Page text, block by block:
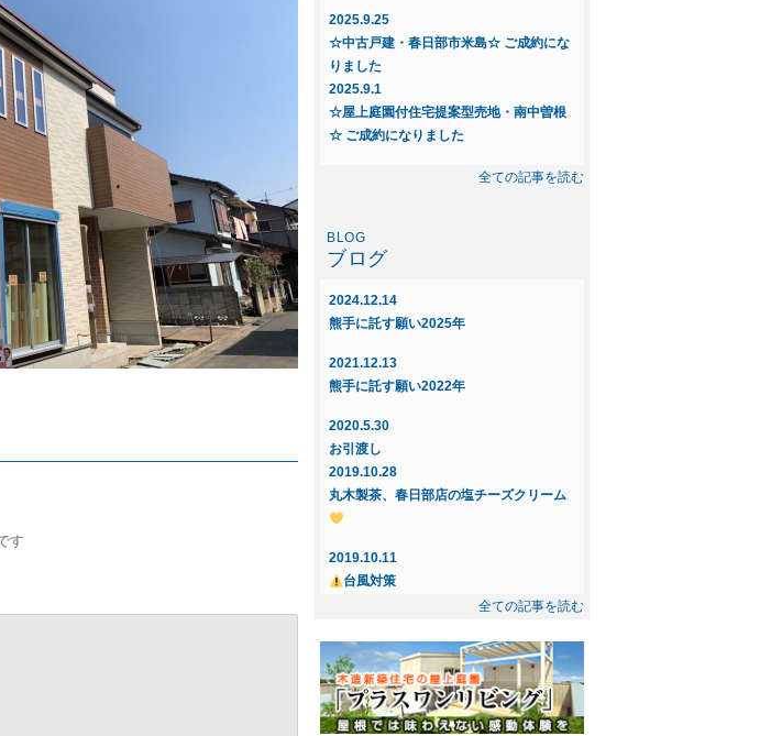
す
2025.9.25
☆中古戸建・春日部市米島☆ ご成約にな
りました
2025.9.1
☆屋上庭園付住宅提案型売地・南中曽根
☆ ご成約になりました
2025.6.16
型・売地～インフィニガーデン藤塚Q
ご紹介～
2025.6.16
◇◆新規物件◆◇屋上庭園付住宅提案
根 ご紹介～
2025.5.29
☆屋上庭園付住宅提案型売地・新宿新田
☆ ご成約になりました
2025.5.8
☆インフィニガーデン下間久里☆ ご成約
2025.2.21
◇◆新規物件◆◇屋上庭園付住宅提案
型・売地～インフィニガーデン川口・東
内野 ご紹介～
全ての記事を読む
ブログ
2024.12.14
熊手に託す願い2025年
2021.12.13
熊手に託す願い2022年
2020.5.30
お引渡し
2019.10.28
丸木製茶、春日部店の塩チーズクリーム
2019.10.11
台風対策
忘れもの
2019.7.14
花風、OPEN！
全ての記事を読む